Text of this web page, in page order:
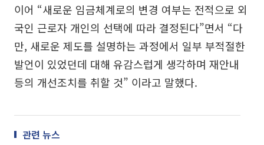
이어 “새로운 임금체계로의 변경 여부는 전적으로 외
국인 근로자 개인의 선택에 따라 결정된다”면서 “다
만, 새로운 제도를 설명하는 과정에서 일부 부적절한
발언이 있었던데 대해 유감스럽게 생각하며 재안내
등의 개선조치를 취할 것” 이라고 말했다.
관련 뉴스